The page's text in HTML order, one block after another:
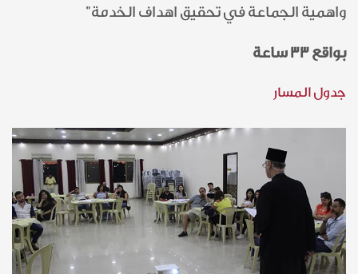
واهمية الجماعة في تحقيق اهداف الخدمة”
بواقع 33 ساعة
جدول المسار